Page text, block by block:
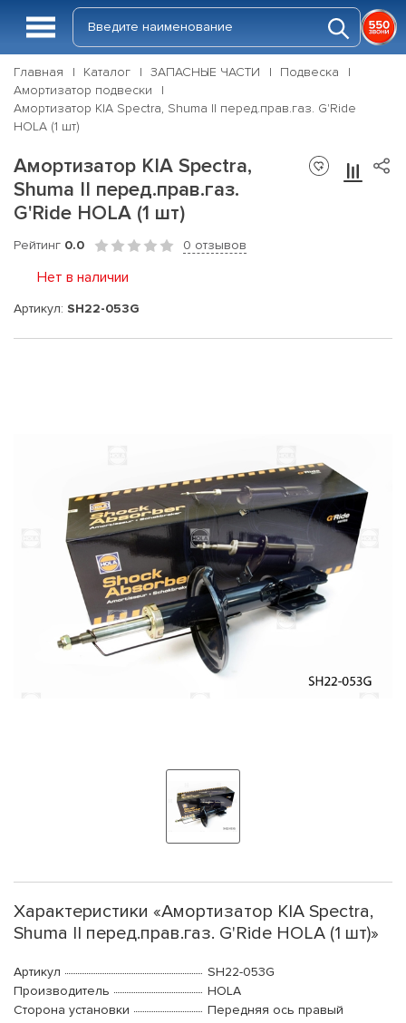
Главная Каталог ЗАПАСНЫЕ ЧАСТИ
Подвеска
Амортизатор подвески
Амортизатор KIA Spectra, Shuma II перед.прав.газ. G'Ride
HOLA (1 шт)
Амортизатор KIA Spectra,
Shuma II перед.прав.газ.
G'Ride HOLA (1 шт)
Рейтинг 0.0 0 отзывов
Нет в наличии
Артикул: SH22-053G
Характеристики «Амортизатор KIA Spectra,
Shuma II перед.прав.газ. G'Ride HOLA (1 шт)»
Артикул
SH22-053G
Производитель
HOLA
Сторона установки
Передняя ось правый